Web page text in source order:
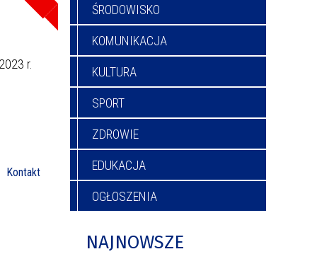
r.
Kontakt
ŚRODOWISKO
KOMUNIKACJA
KULTURA
SPORT
ZDROWIE
EDUKACJA
OGŁOSZENIA
NAJNOWSZE